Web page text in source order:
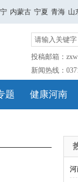
内蒙古 宁夏 青海 山
投稿邮箱：
新闻热线：
题 健康河南